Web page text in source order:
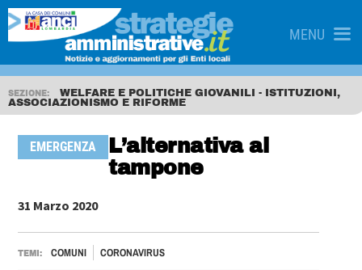
MENU
SEZIONE:
WELFARE E POLITICHE GIOVANILI - ISTITUZIONI,
ASSOCIAZIONISMO E RIFORME
EMERGENZA
L’alternativa al
tampone
31 Marzo 2020
TEMI: COMUNI CORONAVIRUS